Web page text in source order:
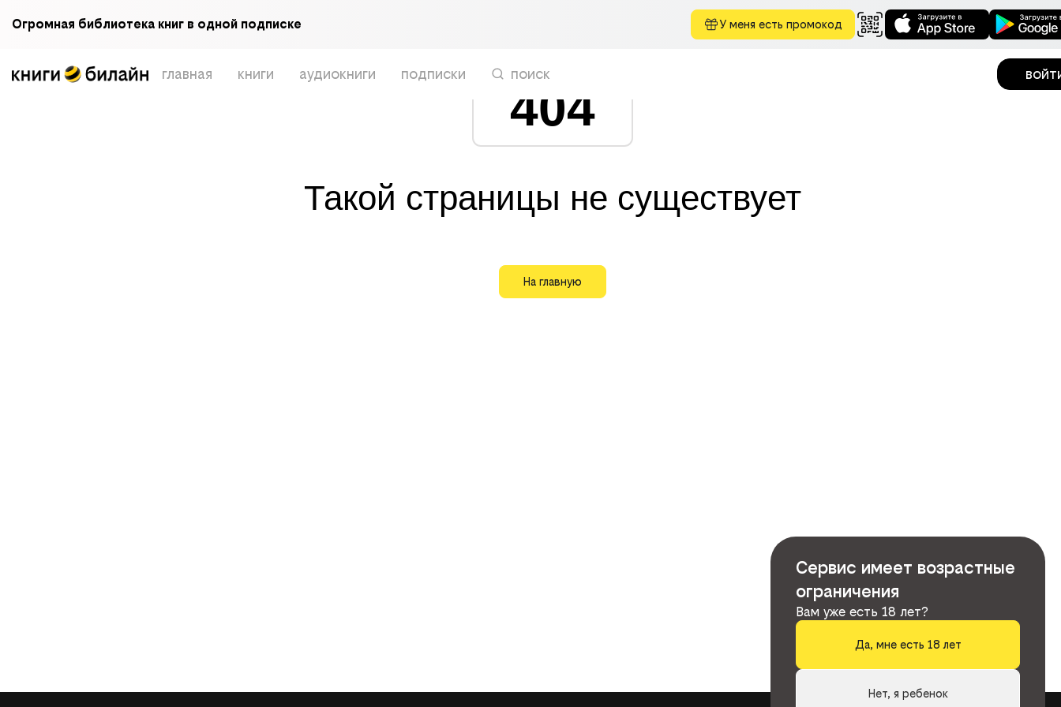
Огромная библиотека книг в одной подписке У меня есть промокод
главная книги аудиокниги подписки поиск
404
Такой страницы не существует
На главную
Сервис имеет возрастные
ограничения
Вам уже есть 18 лет?
Да, мне есть 18 лет
Нет, я ребенок